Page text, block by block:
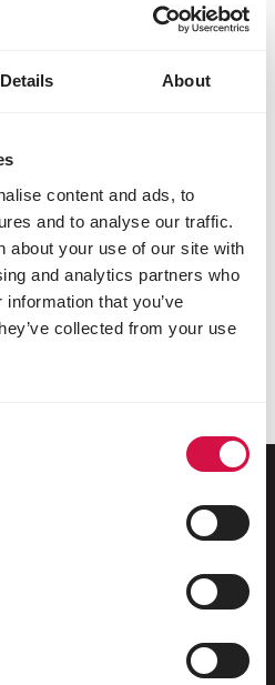
Details About
content and ads, to
and to analyse our traffic.
about your use of our site with
and analytics partners who
that you’ve
collected from your use
verwijzingen
onze adviesprijzen
voorstellen,
concurrentie en de
Onze adviesprijzen zijn
de verdeler kan aldus zelf